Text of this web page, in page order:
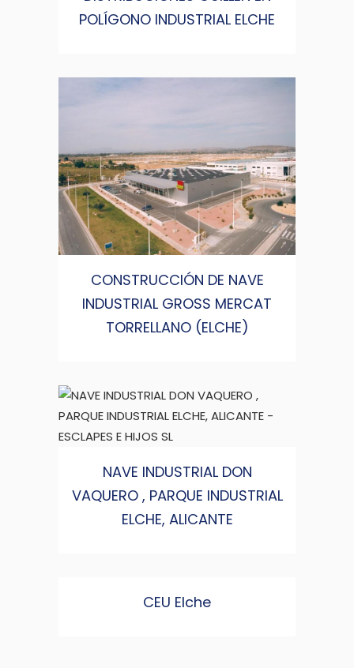
POLÍGONO INDUSTRIAL ELCHE
CONSTRUCCIÓN DE NAVE
INDUSTRIAL GROSS MERCAT
TORRELLANO (ELCHE)
NAVE INDUSTRIAL DON
VAQUERO , PARQUE INDUSTRIAL
ELCHE, ALICANTE
CEU Elche